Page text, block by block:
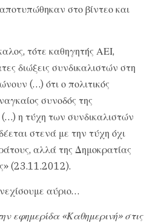
στο βίντεο και
τότε καθηγητής ΑΕΙ,
διώξεις συνδικαλιστών στη
(…) ότι ο πολιτικός
συνοδός της
(…) η τύχη των συνδικαλιστών
στενά με την τύχη όχι
αλλά της Δημοκρατίας
(23.11.2012).
αύριο…
εφημερίδα «Καθημερινή» στις